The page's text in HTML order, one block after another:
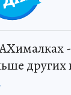
других